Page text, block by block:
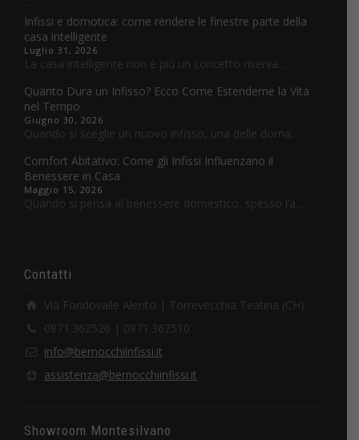
Infissi e domotica: come rendere le finestre parte della
casa intelligente
Luglio 31, 2026
La casa intelligente non è più un concetto riserva...
Quanto Dura un Infisso? Ecco Come Estenderne la Vita
nel Tempo
Giugno 30, 2026
Quando si sceglie un nuovo infisso, una delle doma...
Comfort Abitativo: Come gli Infissi Influenzano il
Benessere in Casa
Maggio 15, 2026
Quando si pensa al benessere domestico, spesso l’a...
Contatti
Via Fondovalle Alento | Torrevecchia Teatina (CH)
0871.362526 | 0871.362510
info@bernocchiinfissi.it
assistenza@bernocchiinfissi.it
Showroom Montesilvano